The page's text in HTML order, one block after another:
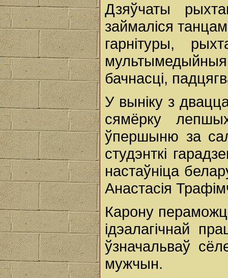
Дзяўчаты
займаліся
гарнітуры,
мультымедыйныя
бачнасці,
У выніку з
сямёрку
ўпершыню за
студэнткі
настаўніца
Анастасія
Карону
ідэалагічнай
ўзначальваў
мужчын.